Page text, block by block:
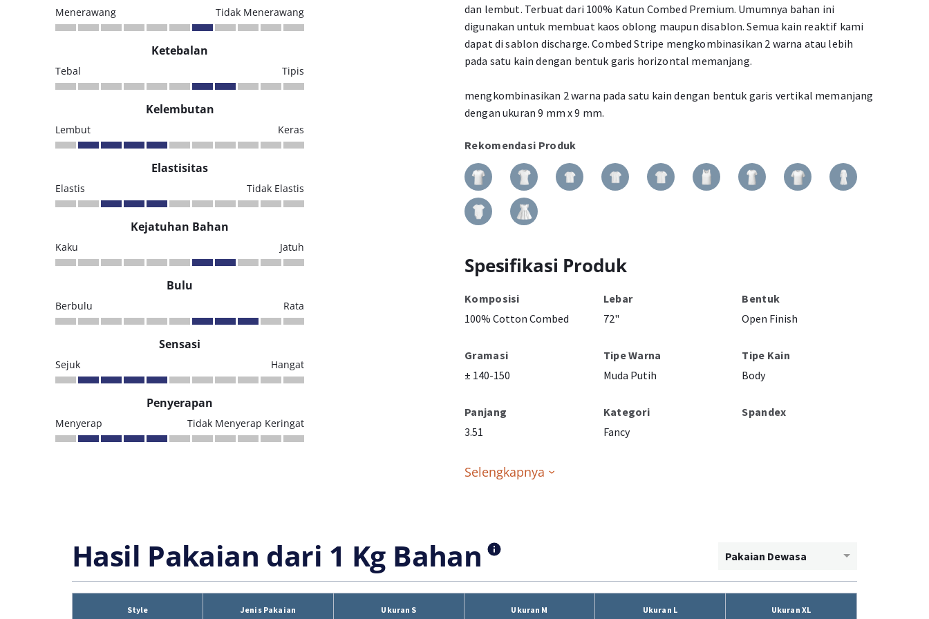
Menerawang Tidak Menerawang
Ketebalan
Tebal Tipis
Kelembutan
Lembut Keras
Elastisitas
Elastis Tidak Elastis
Kejatuhan Bahan
Kaku Jatuh
Bulu
Berbulu Rata
Sensasi
Sejuk Hangat
Penyerapan
Menyerap Tidak Menyerap Keringat
dan lembut. Terbuat dari 100% Katun Combed Premium. Umumnya bahan ini
digunakan untuk membuat kaos oblong maupun disablon. Semua kain reaktif kami
dapat di sablon discharge. Combed Stripe mengkombinasikan 2 warna atau lebih
pada satu kain dengan bentuk garis horizontal memanjang.
mengkombinasikan 2 warna pada satu kain dengan bentuk garis vertikal memanjang
dengan ukuran 9 mm x 9 mm.
Rekomendasi Produk
Spesifikasi Produk
Komposisi
100% Cotton Combed
Lebar
72"
Bentuk
Open Finish
Gramasi
± 140-150
Tipe Warna
Muda Putih
Tipe Kain
Body
Panjang
3.51
Kategori
Fancy
Spandex
Selengkapnya
Hasil Pakaian dari 1 Kg Bahan Pakaian Dewasa
Style Jenis Pakaian Ukuran S Ukuran M Ukuran L Ukuran XL